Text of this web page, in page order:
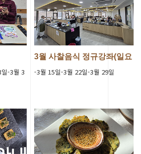
-3월 3
3월 사찰음식 정규강좌(일요
-3월 15일-3월 22일-3월 29일